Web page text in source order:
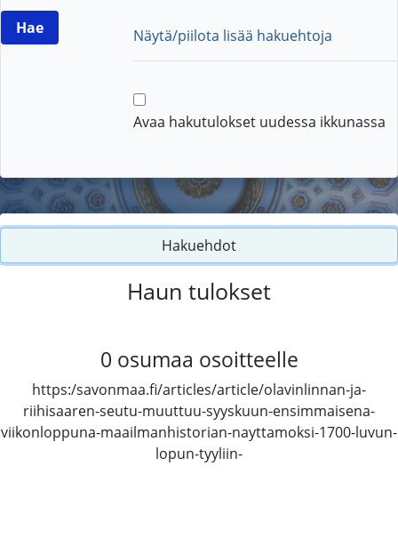
Näytä/piilota lisää hakuehtoja
Avaa hakutulokset uudessa ikkunassa
Hakuehdot
Haun tulokset
0 osumaa osoitteelle
https:/savonmaa.fi/articles/article/olavinlinnan-ja-
riihisaaren-seutu-muuttuu-syyskuun-ensimmaisena-
viikonloppuna-maailmanhistorian-nayttamoksi-1700-luvun-
lopun-tyyliin-